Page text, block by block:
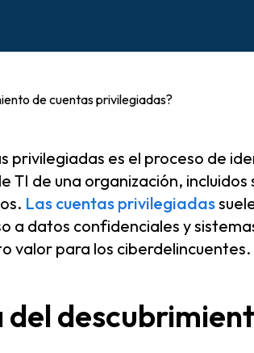
de cuentas privilegiadas?
privilegiadas es el proceso de
TI de una organización,
Las cuentas privilegiadas
a datos confidenciales y
valor para los ciberdelincuentes.